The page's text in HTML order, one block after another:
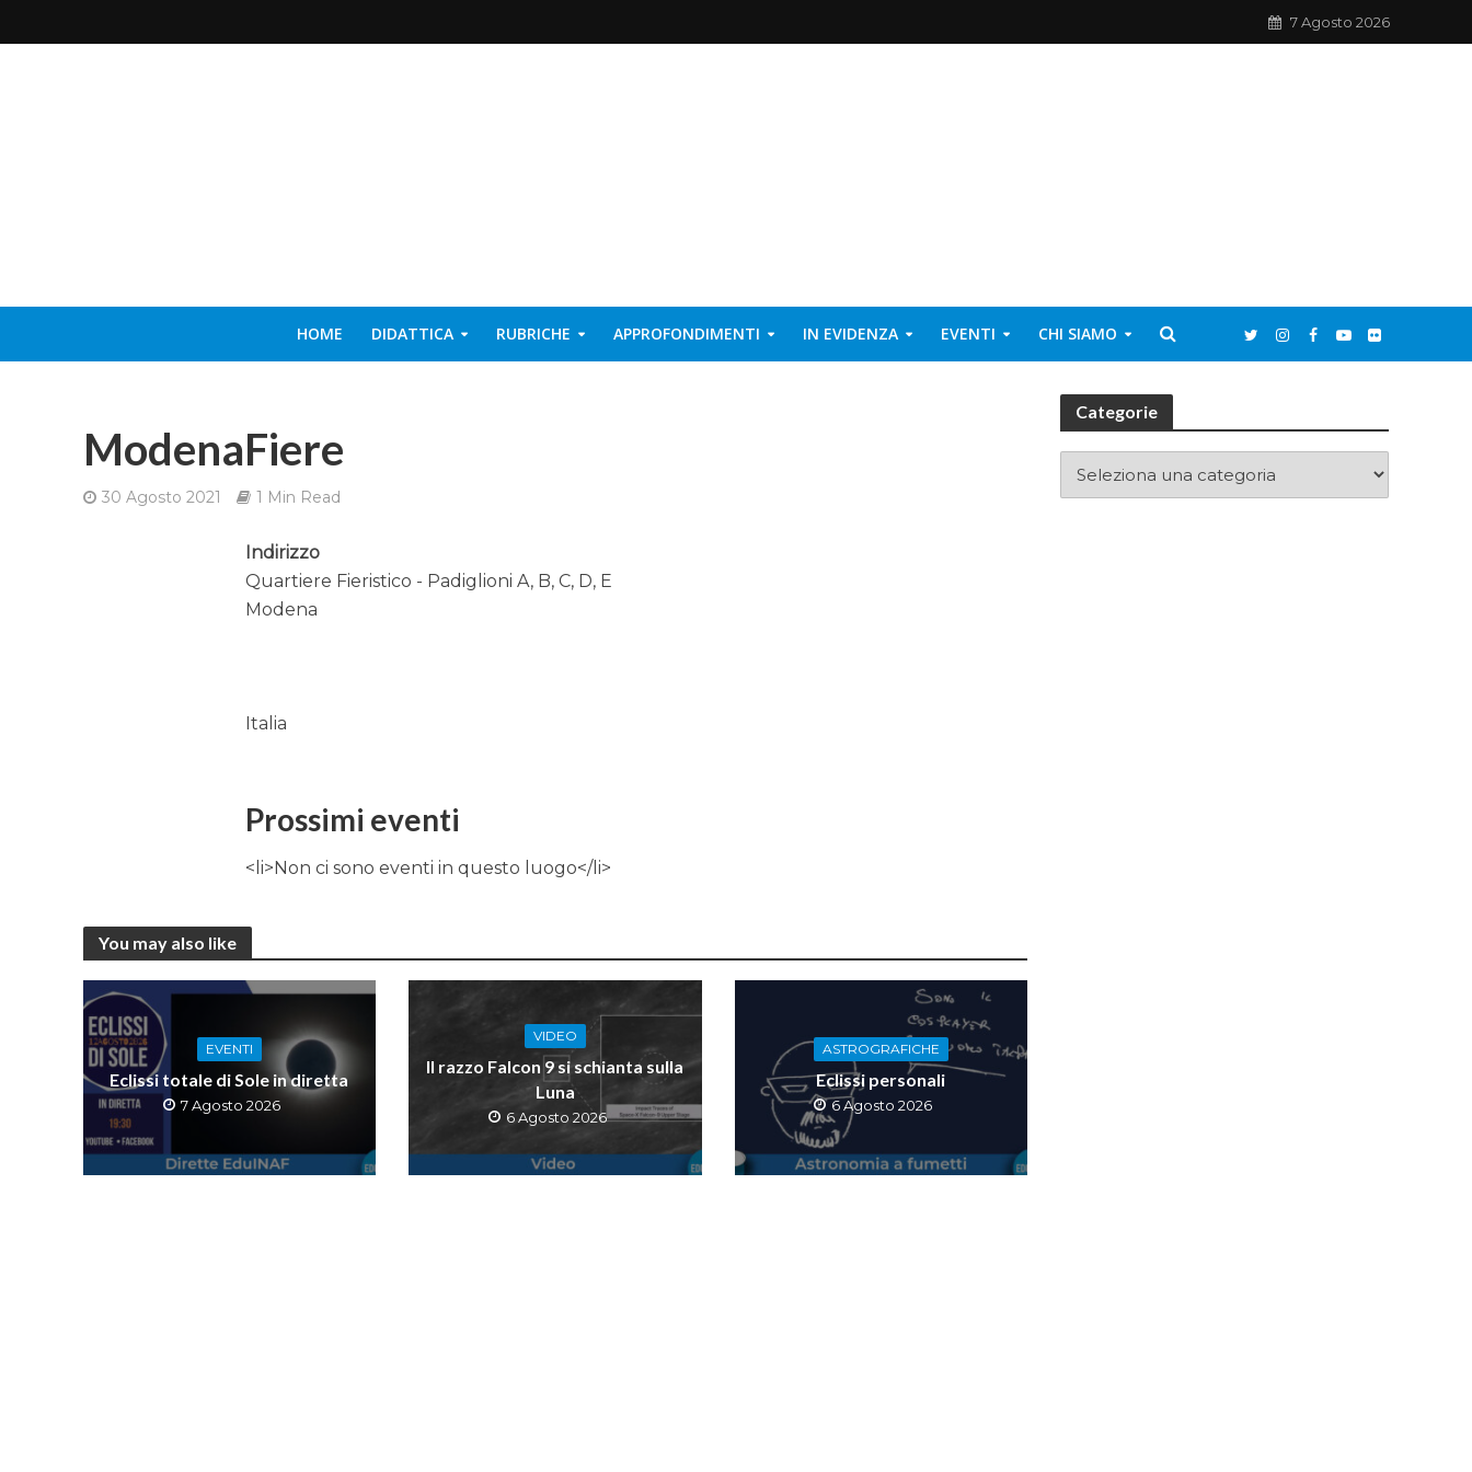
7 Agosto 2026
HOME DIDATTICA RUBRICHE APPROFONDIMENTI IN EVIDENZA EVENTI CHI SIAMO
ModenaFiere
30 Agosto 2021 1 Min Read
Indirizzo
Quartiere Fieristico - Padiglioni A, B, C, D, E
Modena
Italia
Prossimi eventi
<li>Non ci sono eventi in questo luogo</li>
You may also like
EVENTI
Eclissi totale di Sole in diretta
7 Agosto 2026
VIDEO
Il razzo Falcon 9 si schianta sulla
Luna
6 Agosto 2026
ASTROGRAFICHE
Eclissi personali
6 Agosto 2026
Categorie